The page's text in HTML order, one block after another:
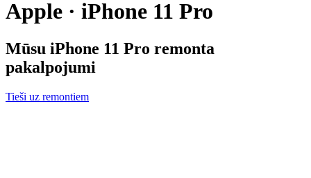
Apple · iPhone 11 Pro
Mūsu iPhone 11 Pro remonta
pakalpojumi
Tieši uz remontiem